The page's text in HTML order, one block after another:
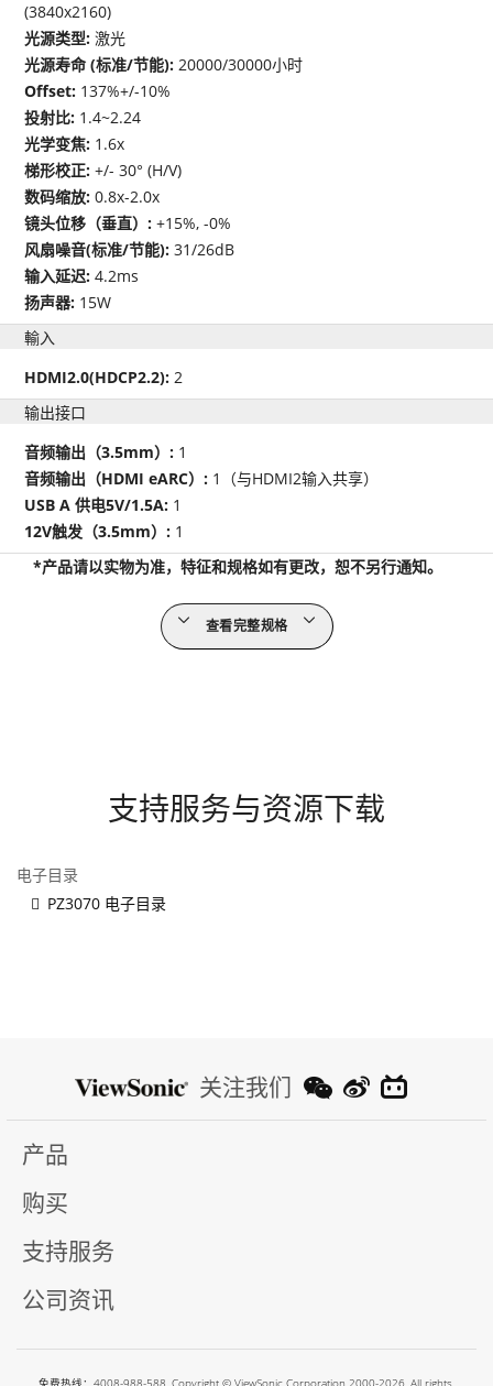
(3840x2160)
光源类型:激光
光源寿命 (标准/节能):20000/30000小时
Offset: 137%+/-10%
投射比: 1.4~2.24
光学变焦: 1.6x
梯形校正:+/- 30° (H/V)
数码缩放:0.8x-2.0x
镜头位移（垂直）:+15%, -0%
风扇噪音(标准/节能):31/26dB
输入延迟:4.2ms
扬声器: 15W
輸入
HDMI2.0(HDCP2.2):2
输出接口
音频输出（3.5mm）: 1
音频输出（HDMI eARC）: 1（与HDMI2输入共享）
USB A 供电5V/1.5A: 1
12V触发（3.5mm）: 1
*产品请以实物为准，特征和规格如有更改，恕不另行通知。
查看完整规格
支持服务与资源下载
电子目录
PZ3070 电子目录
关注我们
产品
购买
支持服务
公司资讯